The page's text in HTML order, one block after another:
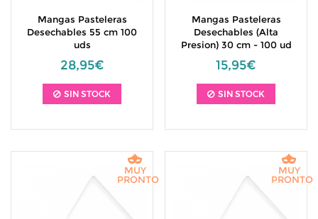
Mangas Pasteleras
Desechables 55 cm 100
uds
28,95€
SIN STOCK
Mangas Pasteleras
Desechables (Alta
Presion) 30 cm - 100 ud
15,95€
SIN STOCK
MUY
PRONTO
MUY
PRONTO